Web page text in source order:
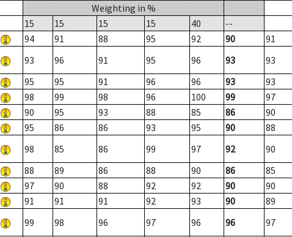
Weighting in %
15
15 15 15 40
--
94 91 88 95 92 90
91
93 96 91 95 96 93
93
95 95 91 96 96 93
93
98 99 98 96 100 99
97
90 95 93 88 85 86
90
95 86 86 93 95 90
88
98 85 86 99 97 92
90
88 89 86 88 90 86
85
97 90 88 92 92 90
90
91 91 91 92 93 90
89
99 98 96 97 96 96 97